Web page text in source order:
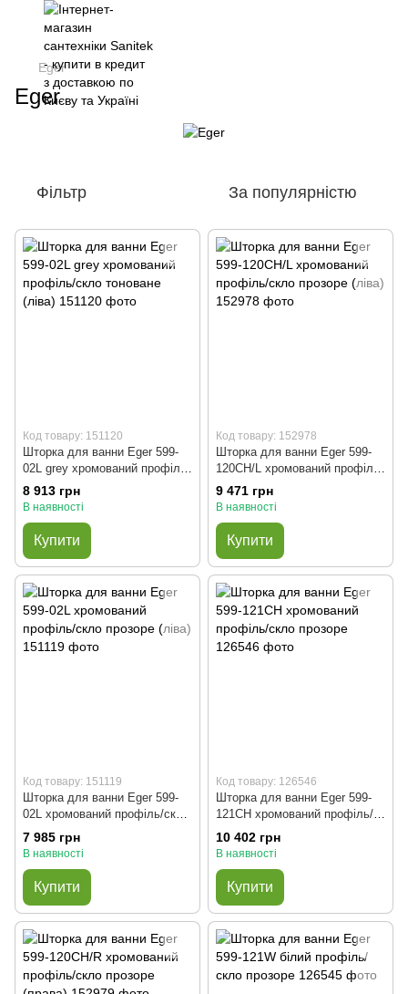
Eger
Eger
Фільтр За популярністю
Код товару: 151120
Шторка для ванни Eger 599-
02L grey хромований профіль/
скло тоноване (ліва)
8 913 грн
В наявності
Купити
Код товару: 152978
Шторка для ванни Eger 599-
120CH/L хромований профіль/
скло прозоре (ліва)
9 471 грн
В наявності
Купити
Код товару: 151119
Шторка для ванни Eger 599-
02L хромований профіль/скло
прозоре (ліва)
7 985 грн
В наявності
Купити
Код товару: 126546
Шторка для ванни Eger 599-
121CH хромований профіль/
скло прозоре
10 402 грн
В наявності
Купити